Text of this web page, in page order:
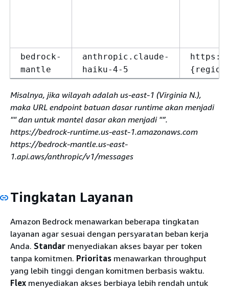
bedrock-
mantle
anthropic.claude-
haiku-4-5
https://
{
Misalnya, jika wilayah adalah us-east-1 (Virginia N.),
maka URL endpoint batuan dasar runtime akan menjadi
"" dan untuk mantel dasar akan menjadi "”.
https://bedrock-runtime.us-east-1.amazonaws.com
https://bedrock-mantle.us-east-
1.api.aws/anthropic/v1/messages
Tingkatan Layanan
Amazon Bedrock menawarkan beberapa tingkatan
layanan agar sesuai dengan persyaratan beban kerja
Anda. Standar menyediakan akses bayar per token
tanpa komitmen. Prioritas menawarkan throughput
yang lebih tinggi dengan komitmen berbasis waktu.
Flex menyediakan akses berbiaya lebih rendah untuk